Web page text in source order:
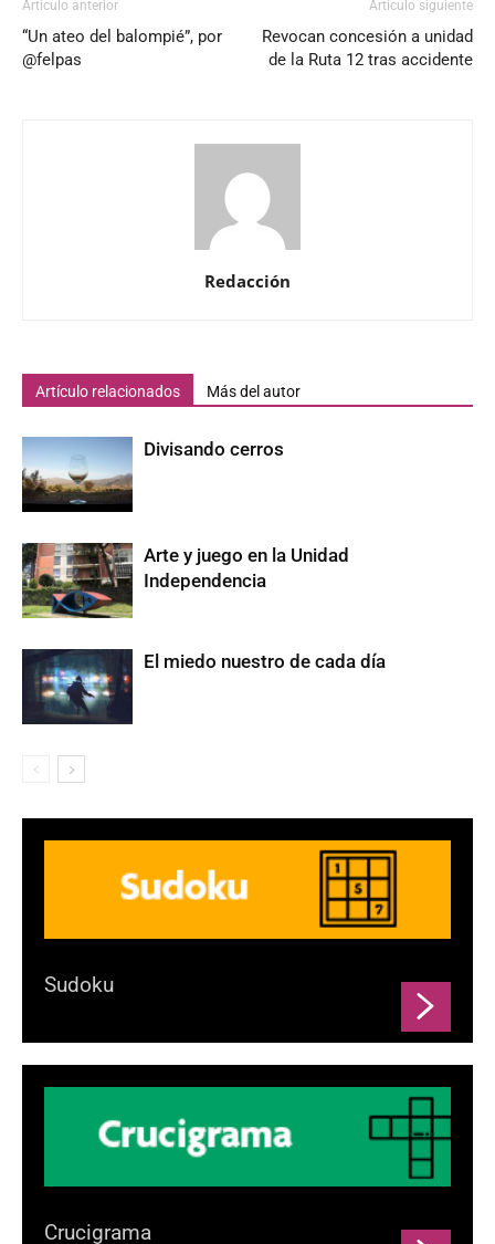
Artículo anterior
“Un ateo del balompié”, por
@felpas
Artículo siguiente
Revocan concesión a unidad
de la Ruta 12 tras accidente
Redacción
Artículo relacionados Más del autor
Divisando cerros
Arte y juego en la Unidad
Independencia
El miedo nuestro de cada día
Sudoku
Crucigrama